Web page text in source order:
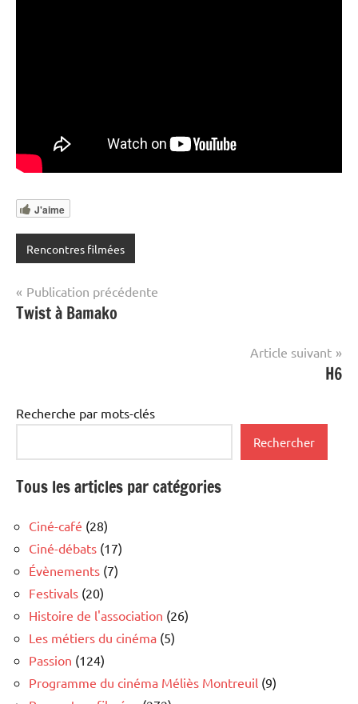
J'aime
Rencontres filmées
Navigation
de
Publication précédente
Twist à Bamako
Article suivant
H6
Recherche par mots-clés
Rechercher
Tous les articles par catégories
Ciné-café (28)
Ciné-débats (17)
Évènements (7)
Festivals (20)
Histoire de l'association (26)
Les métiers du cinéma (5)
Passion (124)
Programme du cinéma Méliès Montreuil (9)